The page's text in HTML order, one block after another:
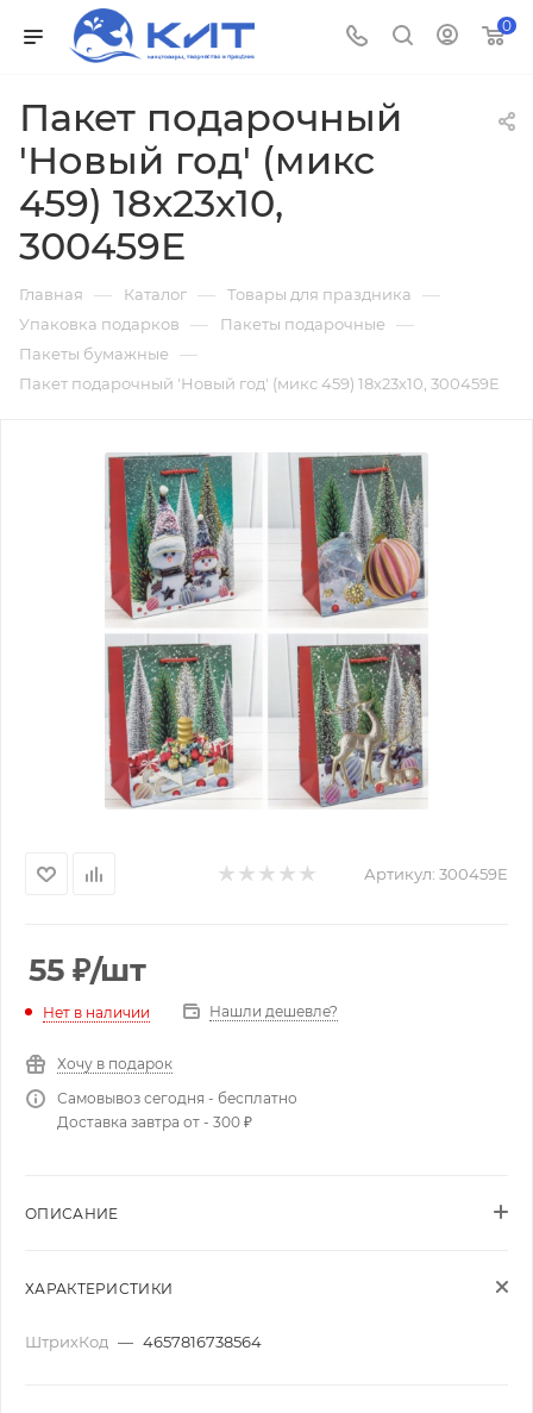
0
Пакет подарочный
'Новый год' (микс
459) 18х23х10,
300459E
Главная — Каталог — Товары для праздника —
Упаковка подарков — Пакеты подарочные —
Пакеты бумажные —
Пакет подарочный 'Новый год' (микс 459) 18х23х10, 300459E
Артикул: 300459E
55 ₽/шт
Нет в наличии Нашли дешевле?
Хочу в подарок
Самовывоз сегодня - бесплатно
Доставка завтра от - 300 ₽
ОПИСАНИЕ
ХАРАКТЕРИСТИКИ
ШтрихКод — 4657816738564